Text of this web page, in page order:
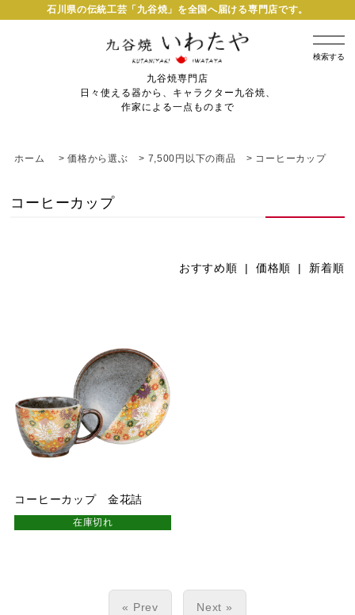
石川県の伝統工芸「九谷焼」を全国へ届ける専門店です。
検索する
九谷焼専門店
日々使える器から、キャラクター九谷焼、
作家による一点ものまで
ホーム >価格から選ぶ > 7,500円以下の商品 > コーヒーカップ
コーヒーカップ
おすすめ順 | 価格順 | 新着順
コーヒーカップ 金花詰
在庫切れ
« Prev Next »